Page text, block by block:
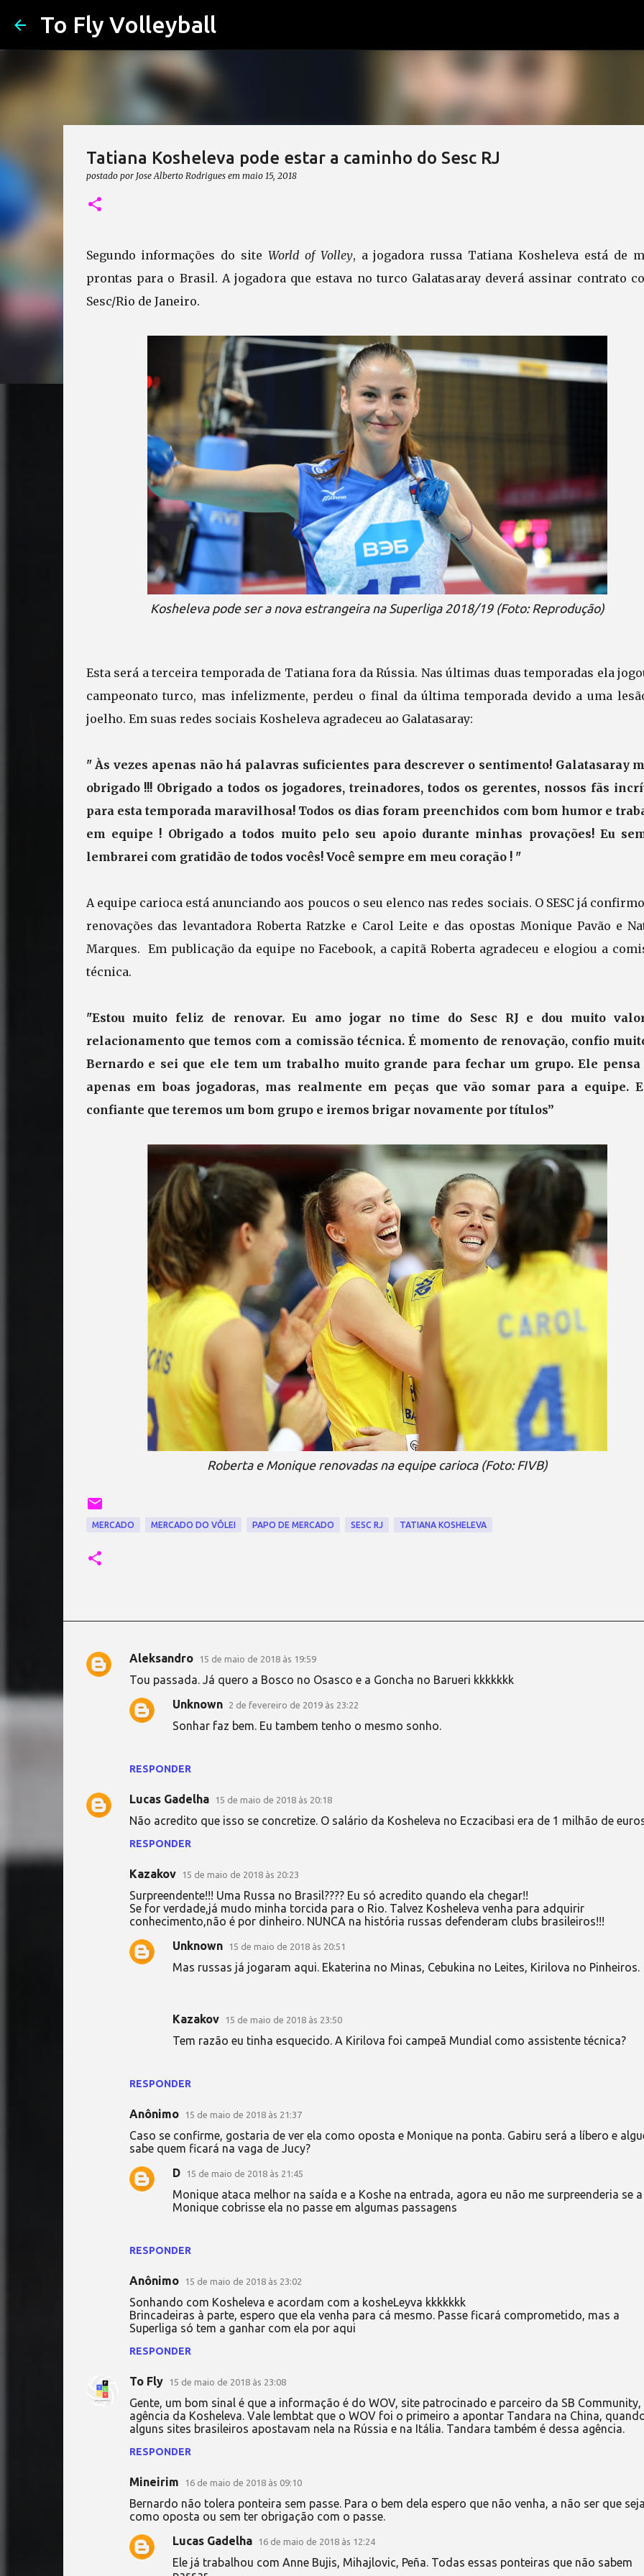
To Fly Volleyball
Tatiana Kosheleva pode estar a caminho do Sesc RJ
postado por Jose Alberto Rodrigues em maio 15, 2018
Segundo informações do site World of Volley, a jogadora russa Tatiana Kosheleva está de
prontas para o Brasil. A jogadora que estava no turco Galatasaray deverá assinar contrato
Sesc/Rio de Janeiro.
Kosheleva pode ser a nova estrangeira na Superliga 2018/19 (Foto: Reprodução)
Esta será a terceira temporada de Tatiana fora da Rússia. Nas últimas duas temporadas ela
campeonato turco, mas infelizmente, perdeu o final da última temporada devido a uma
joelho. Em suas redes sociais Kosheleva agradeceu ao Galatasaray:
" Às vezes apenas não há palavras suficientes para descrever o sentimento! Galatasaray
obrigado !!! Obrigado a todos os jogadores, treinadores, todos os gerentes, nossos fãs
para esta temporada maravilhosa! Todos os dias foram preenchidos com bom humor e
em equipe ! Obrigado a todos muito pelo seu apoio durante minhas provações! Eu
lembrarei com gratidão de todos vocês! Você sempre em meu coração ! "
A equipe carioca está anunciando aos poucos o seu elenco nas redes sociais. O SESC já
renovações das levantadora Roberta Ratzke e Carol Leite e das opostas Monique Pavão e
Marques. Em publicação da equipe no Facebook, a capitã Roberta agradeceu e elogiou a
técnica.
"Estou muito feliz de renovar. Eu amo jogar no time do Sesc RJ e dou muito
relacionamento que temos com a comissão técnica. É momento de renovação, confio
Bernardo e sei que ele tem um trabalho muito grande para fechar um grupo. Ele pensa
apenas em boas jogadoras, mas realmente em peças que vão somar para a equipe.
confiante que teremos um bom grupo e iremos brigar novamente por títulos”
Roberta e Monique renovadas na equipe carioca (Foto: FIVB)
MERCADO MERCADO DO VÔLEI PAPO DE MERCADO SESC RJ TATIANA KOSHELEVA
C
r
Aleksandro 15 de maio de 2018 às 19:59
Tou passada. Já quero a Bosco no Osasco e a Goncha no Barueri kkkkkkk
RESPONDER
Unknown 2 de fevereiro de 2019 às 23:22
Sonhar faz bem. Eu tambem tenho o mesmo sonho.
Lucas Gadelha 15 de maio de 2018 às 20:18
Não acredito que isso se concretize. O salário da Kosheleva no Eczacibasi era de 1 milhão de
RESPONDER
Kazakov 15 de maio de 2018 às 20:23
Surpreendente!!! Uma Russa no Brasil???? Eu só acredito quando ela chegar!!
Se for verdade,já mudo minha torcida para o Rio. Talvez Kosheleva venha para adquirir
conhecimento,não é por dinheiro. NUNCA na história russas defenderam clubs brasileiros!!!
RESPONDER
Unknown 15 de maio de 2018 às 20:51
Mas russas já jogaram aqui. Ekaterina no Minas, Cebukina no Leites, Kirilova no Pinheiros.
Kazakov 15 de maio de 2018 às 23:50
Tem razão eu tinha esquecido. A Kirilova foi campeã Mundial como assistente técnica?
Anônimo 15 de maio de 2018 às 21:37
Caso se confirme, gostaria de ver ela como oposta e Monique na ponta. Gabiru será a líbero e
sabe quem ficará na vaga de Jucy?
RESPONDER
D 15 de maio de 2018 às 21:45
Monique ataca melhor na saída e a Koshe na entrada, agora eu não me surpreenderia se a
Monique cobrisse ela no passe em algumas passagens
Anônimo 15 de maio de 2018 às 23:02
Sonhando com Kosheleva e acordam com a kosheLeyva kkkkkkk
Brincadeiras à parte, espero que ela venha para cá mesmo. Passe ficará comprometido, mas a
Superliga só tem a ganhar com ela por aqui
RESPONDER
To Fly 15 de maio de 2018 às 23:08
Gente, um bom sinal é que a informação é do WOV, site patrocinado e parceiro da SB Community,
agência da Kosheleva. Vale lembtat que o WOV foi o primeiro a apontar Tandara na China,
alguns sites brasileiros apostavam nela na Rússia e na Itália. Tandara também é dessa agência.
RESPONDER
Mineirim 16 de maio de 2018 às 09:10
Bernardo não tolera ponteira sem passe. Para o bem dela espero que não venha, a não ser que
como oposta ou sem ter obrigação com o passe.
Lucas Gadelha
16 de maio de 2018 às 12:24
Ele já trabalhou com Anne Bujis, Mihajlovic, Peña. Todas essas ponteiras que não sabem